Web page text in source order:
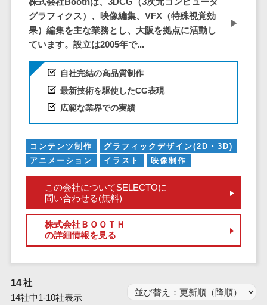
仮想通貨> NFT>
官公庁・自治体向け
GIS（地理情報システム）>
その他官公庁・自治体向け>
ービス
WAF
URLフィルタ
リング
エンドポイン
トセキュリティ
（EDR）
CASB
ファイル暗号
化
ビス
DLPツール
UTM
業務標準化ツ
ール
グラフィクス）、映像編集、VFX（特殊視覚効
果）編集を主な業務とし、大阪を拠点に活動し
ています。設立は2005年で...
自社完結の高品質制作
最新技術を駆使したCG表現
広範な業界での実績
コンテンツ制作
グラフィックデザイン(2D・3D)
アニメーション
イラスト 映像制作
この会社についてSELECTOに
問い合わせる(無料)
株式会社ＢＯＯＴＨ
の詳細情報を見る
14社
14社中1-10社表示